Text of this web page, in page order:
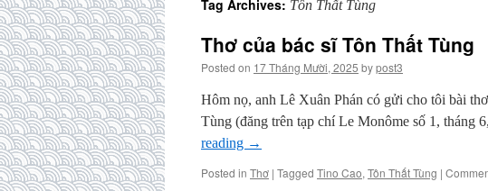
Tag Archives: Tôn Thất Tùng
Thơ của bác sĩ Tôn Thất Tùng
Posted on 17 Tháng Mười, 2025 bypost3
Hôm nọ, anh Lê Xuân Phán có gửi cho tôi bài
Tùng (đăng trên tạp chí Le Monôme số 1, tháng
reading →
Posted in Thơ | Tagged Tino Cao, Tôn Thất Tùng |